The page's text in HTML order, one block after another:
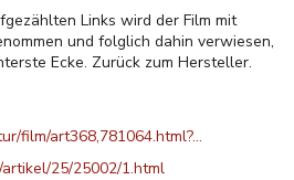
Links wird der Film mit
und folglich dahin verwiesen,
Ecke. Zurück zum Hersteller.
film/art368,781064.html?…
25/25002/1.html